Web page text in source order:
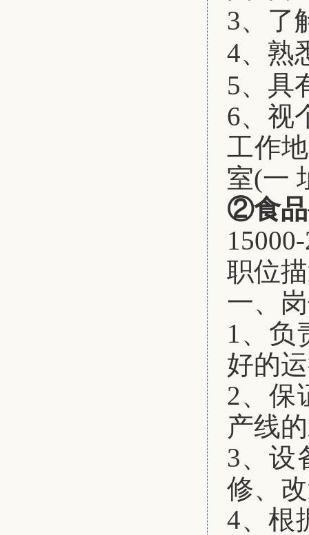
3、了
4、熟
5、具
6、视
工作
室(一
②食品
职位
一、
1、 负
好的
2、保
产线
3、设
修、
4、根